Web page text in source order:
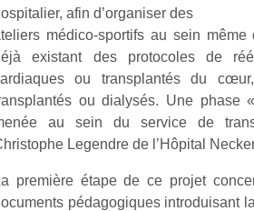
afin d’organiser des
médico-sportifs au sein
existant des protocoles de
ou transplantés du
ou dialysés. Une phase
au sein du service de
Legendre de l’Hôpital
première étape de ce projet
pédagogiques introduisant